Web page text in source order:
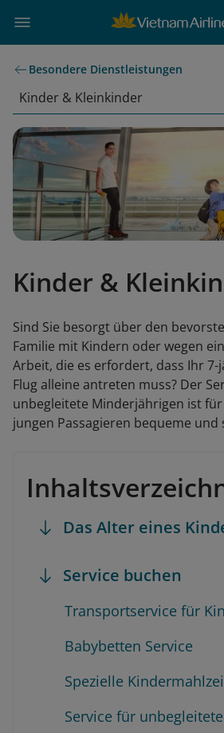
Besondere Dienstleistungen
Kinder & Kleinkinder
Kinder &
Sind Sie besorgt über den
Familie mit Kindern oder wegen
Arbeit, die es erfordert, dass Ihr 7-
Flug alleine antreten muss? Der
unbegleitete Minderjährigen ist
jungen Passagieren bequeme und
Das Alter eines
Service buchen
Transportservice für
Babybetten Service
Spezielle
Service für